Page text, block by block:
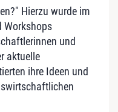
Hierzu wurde im
Workshops
und
aktuelle
ihre Ideen und